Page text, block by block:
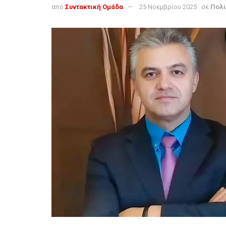
από Συντακτική Ομάδα 25 Νοεμβρίου 2025 σε